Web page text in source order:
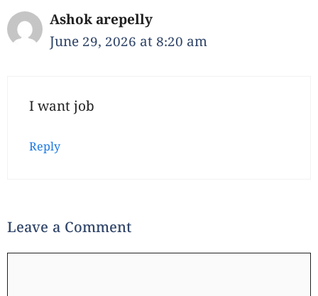
Ashok arepelly
June 29, 2026 at 8:20 am
I want job
Reply
Leave a Comment